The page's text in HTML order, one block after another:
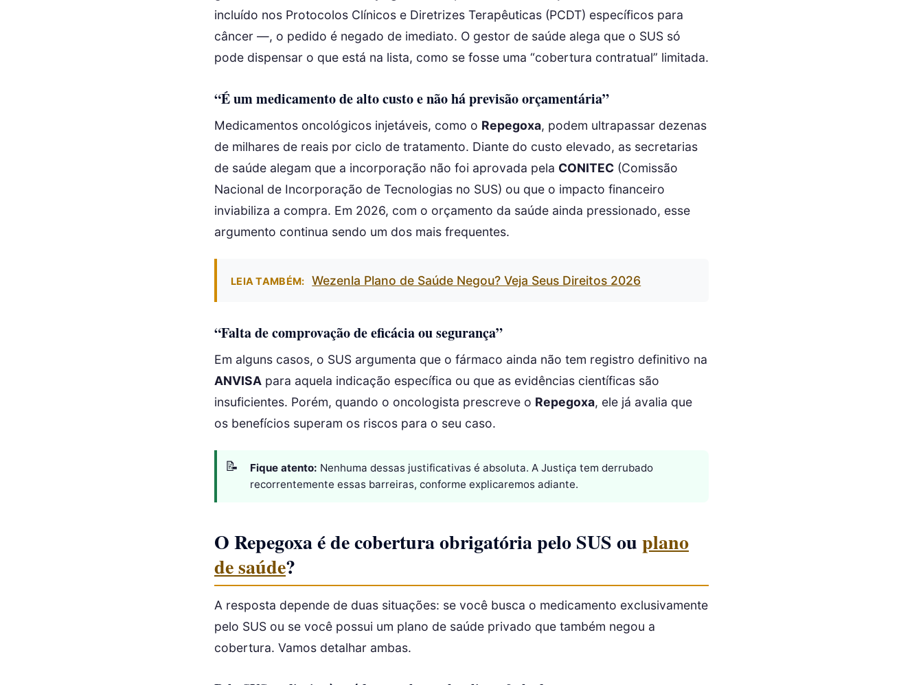
incluído nos Protocolos Clínicos e Diretrizes Terapêuticas (PCDT) específicos para
câncer —, o pedido é negado de imediato. O gestor de saúde alega que o SUS só
pode dispensar o que está na lista, como se fosse uma “cobertura contratual” limitada.
“É um medicamento de alto custo e não há previsão orçamentária”
Medicamentos oncológicos injetáveis, como o Repegoxa, podem ultrapassar dezenas
de milhares de reais por ciclo de tratamento. Diante do custo elevado, as secretarias
de saúde alegam que a incorporação não foi aprovada pela CONITEC (Comissão
Nacional de Incorporação de Tecnologias no SUS) ou que o impacto financeiro
inviabiliza a compra. Em 2026, com o orçamento da saúde ainda pressionado, esse
argumento continua sendo um dos mais frequentes.
LEIA TAMBÉM: Wezenla Plano de Saúde Negou? Veja Seus Direitos 2026
“Falta de comprovação de eficácia ou segurança”
Em alguns casos, o SUS argumenta que o fármaco ainda não tem registro definitivo na
ANVISA para aquela indicação específica ou que as evidências científicas são
insuficientes. Porém, quando o oncologista prescreve o Repegoxa, ele já avalia que
os benefícios superam os riscos para o seu caso.
Fique atento: Nenhuma dessas justificativas é absoluta. A Justiça tem derrubado
recorrentemente essas barreiras, conforme explicaremos adiante.
O Repegoxa é de cobertura obrigatória pelo SUS ouplano
de saúde?
A resposta depende de duas situações: se você busca o medicamento exclusivamente
pelo SUS ou se você possui um plano de saúde privado que também negou a
cobertura. Vamos detalhar ambas.